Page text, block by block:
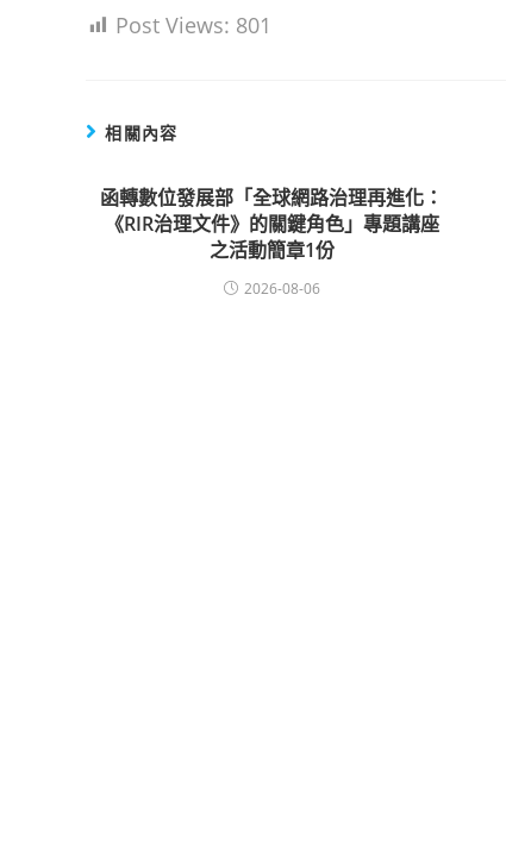
Post Views: 801
相關內容
函轉數位發展部「全球網路治理再進化：
《RIR治理文件》的關鍵角色」專題講座
之活動簡章1份
2026-08-06